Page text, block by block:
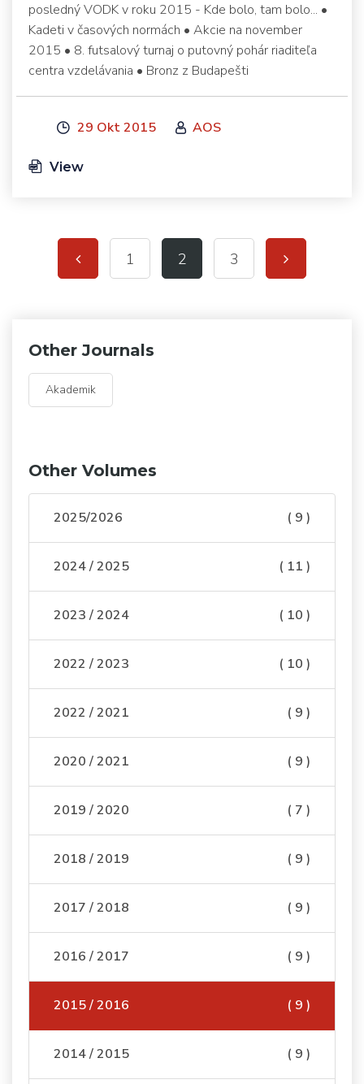
posledný VODK v roku 2015 - Kde bolo, tam bolo... •
Kadeti v časových normách • Akcie na november
2015 • 8. futsalový turnaj o putovný pohár riaditeľa
centra vzdelávania • Bronz z Budapešti
29 Okt 2015 AOS
View
1 2 3
Other Journals
Akademik
Other Volumes
2025/2026 ( 9 )
2024 / 2025 ( 11 )
2023 / 2024 ( 10 )
2022 / 2023 ( 10 )
2022 / 2021 ( 9 )
2020 / 2021 ( 9 )
2019 / 2020 ( 7 )
2018 / 2019 ( 9 )
2017 / 2018 ( 9 )
2016 / 2017 ( 9 )
2015 / 2016 ( 9 )
2014 / 2015 ( 9 )